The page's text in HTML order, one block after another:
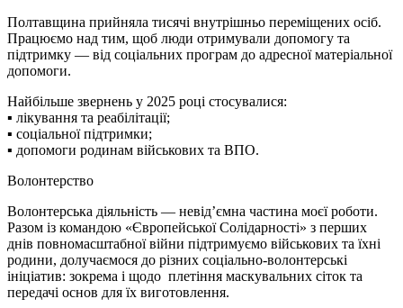
Полтавщина прийняла тисячі внутрішньо переміщених осіб.
Працюємо над тим, щоб люди отримували допомогу та
підтримку — від соціальних програм до адресної матеріальної
допомоги.
Найбільше звернень у 2025 році стосувалися:
▪️ лікування та реабілітації;
▪️ соціальної підтримки;
▪️ допомоги родинам військових та ВПО.
Волонтерство
Волонтерська діяльність — невід’ємна частина моєї роботи.
Разом із командою «Європейської Солідарності» з перших
днів повномасштабної війни підтримуємо військових та їхні
родини, долучаємося до різних соціально-волонтерські
ініціатив: зокрема і щодо плетіння маскувальних сіток та
передачі основ для їх виготовлення.